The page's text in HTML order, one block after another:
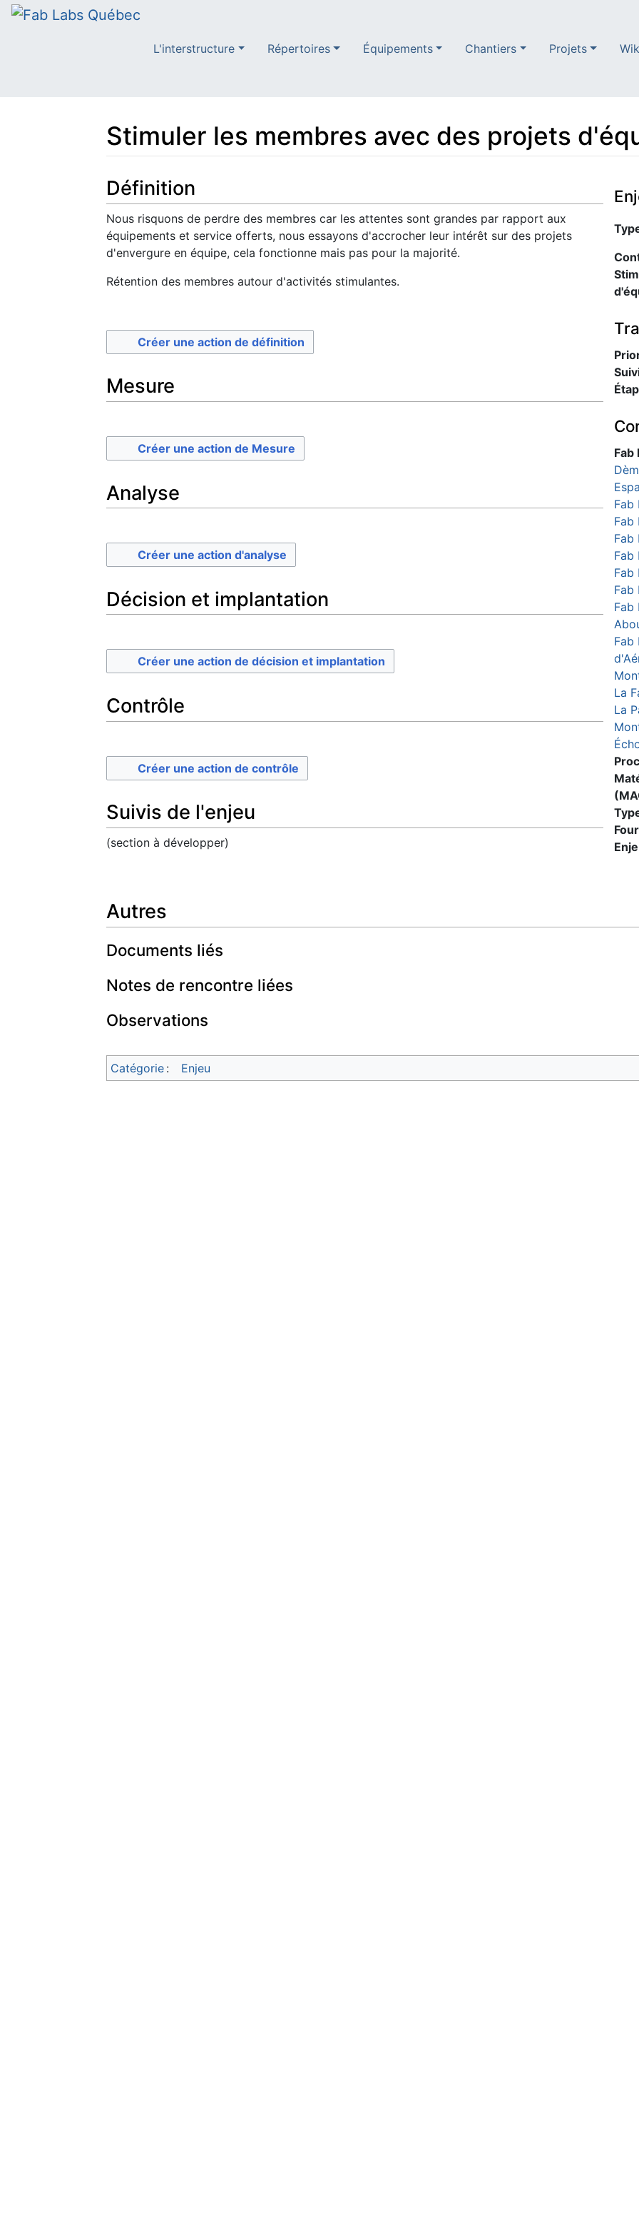
L'interstructure Répertoires Équipements Chantiers Projets
Stimuler les membres avec des projets
Fab
Fab
Fab
Fab
Fab
Fab
Fab
Fab
Fab
La
La
Définition
Nous risquons de perdre des membres car les attentes sont grandes par rapport aux
équipements et service offerts, nous essayons d'accrocher leur intérêt sur des projets
d'envergure en équipe, cela fonctionne mais pas pour la majorité.
Rétention des membres autour d'activités stimulantes.
Créer une action de définition
Mesure
Créer une action de Mesure
Analyse
Créer une action d'analyse
Décision et implantation
Créer une action de décision et implantation
Contrôle
Créer une action de contrôle
Suivis de l'enjeu
(section à développer)
Autres
Documents liés
Notes de rencontre liées
Observations
Catégorie : Enjeu